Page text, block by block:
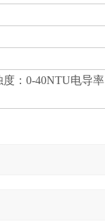
：0-40NTU电导率